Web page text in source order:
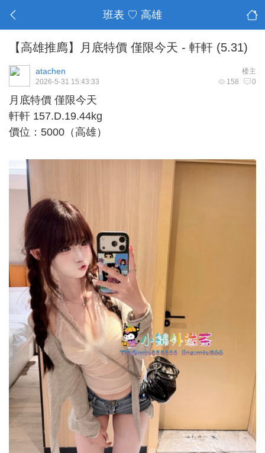
班表 ♡ 高雄
【高雄推廌】月底特價 僅限今天 - 軒軒 (5.31)
楼主
atachen
158 0
2026-5-31 15:43:33
月底特價 僅限今天
軒軒 157.D.19.44kg
價位：5000（高雄）